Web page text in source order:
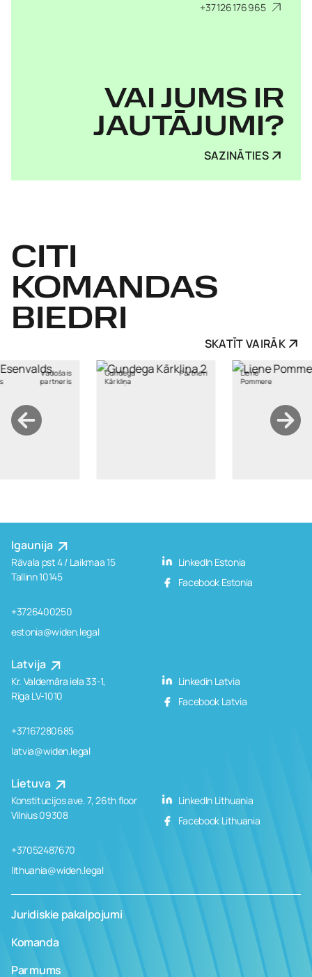
+37126176965
VAI JUMS IR
JAUTĀJUMI?
SAZINĀTIES
CITI
KOMANDAS
BIEDRI
SKATĪT VAIRĀK
Partneri
Liene
Pommere
Partneri Juris Janums
Igaunija
Rävala pst 4 / Laikmaa 15
Tallinn 10145
+3726400250
estonia@widen.legal
LinkedIn Estonia
Facebook Estonia
Latvija
Kr. Valdemāra iela 33-1,
Rīga LV-1010
+37167280685
latvia@widen.legal
Linkedin Latvia
Facebook Latvia
Lietuva
Konstitucijos ave. 7, 26th floor
Vilnius 09308
+37052487670
lithuania@widen.legal
LinkedIn Lithuania
Facebook Lithuania
Juridiskie pakalpojumi
Komanda
Par mums